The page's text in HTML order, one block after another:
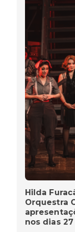
Hilda
Orquestra
nos dias